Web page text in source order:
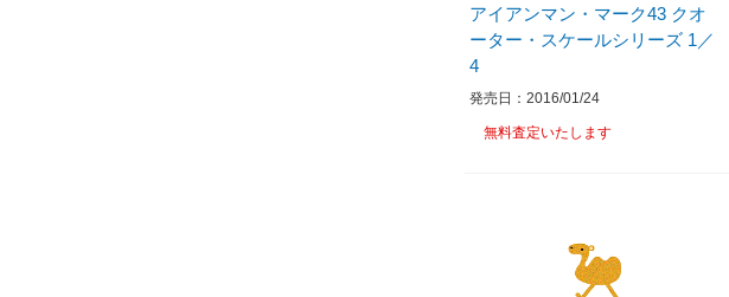
アイアンマン・マーク43 クオ
ーター・スケールシリーズ 1／
4
発売日：2016/01/24
無料査定いたします